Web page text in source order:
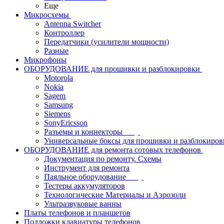
Еще
Микросхемы
Antenna Switcher
Контроллер
Передатчики (усилители мощности)
Разные
Микрофоны
ОБОРУДОВАНИЕ для прошивки и разблокировки
Motorola
Nokia
Sagem
Samsung
Siemens
SonyEricsson
Разъемы и коннекторы
Универсальные боксы для прошивки и
ОБОРУДОВАНИЕ для ремонта сотовых телефонов
Документация по ремонту. Схемы
Инструмент для ремонта
Паяльное оборудование
Тестеры аккумуляторов
Технологические Материалы и Аэрозоли
Ультразвуковые ванны
Платы телефонов и планшетов
Подложки клавиатуры телефонов